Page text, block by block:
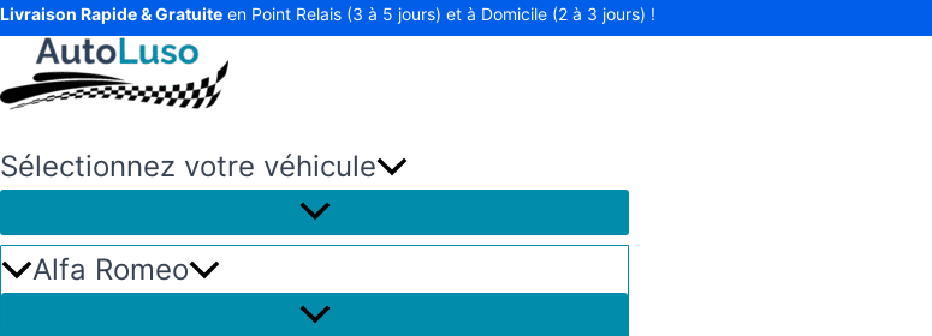
Livraison Rapide & Gratuite en Point Relais (3 à 5 jours) et à Domicile (2 à 3 jours) !
Sélectionnez votre véhicule
Alfa Romeo